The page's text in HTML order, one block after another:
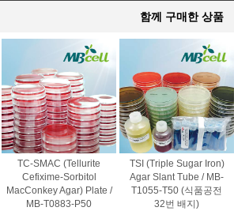
함께 구매한 상품
TC-SMAC (Tellurite
Cefixime-Sorbitol
MacConkey Agar) Plate /
MB-T0883-P50
TSI (Triple Sugar Iron)
Agar Slant Tube / MB-
T1055-T50 (식품공전
32번 배지)